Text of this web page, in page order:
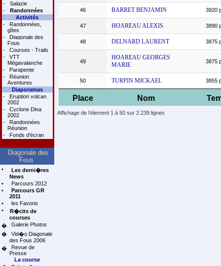
-
Salazie
-
Randonnées
Activités
-
Randonnées,
gîtes
-
Diagonale des
Fous
-
Courses - Trails
-
VTT
Mégavalanche
-
Parapente
-
Réunion
Aventures
Diaporamas
-
Eruption volcan
2002
-
Cyclone Dina
2002
-
Randonnées
Réunion
-
Fonds d'écran
Diagonale des
Fous
•
Les derni�res
News
•
Parcours 2012
•
Parcours GR
2011
•
les Favoris
•
R�cits de
courses
�
Galerie Photos
�
Vid�o Diagonale
des Fous 2006
�
Revue de
Presse
La course
Place Nom
46 BARRET BENJAMIN 3920
47 HOAREAU ALEXIS 3890
48 DELNARD LAURENT 3875
49
HOAREAU GEORGES
MARIE
3875
50 TURPIN MICKAEL 3855
Affichage de l'élement 1 à 50 sur 2.239 lignes